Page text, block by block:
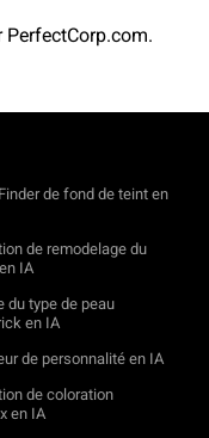
PerfectCorp.com.
de fond de teint en
de remodelage du
IA
du type de peau
en IA
de personnalité en IA
de coloration
en IA